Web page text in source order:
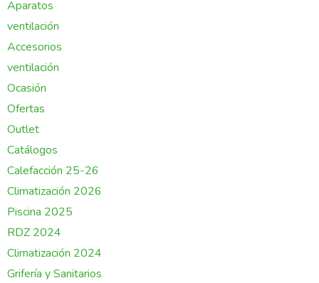
Aparatos
ventilación
Accesorios
ventilación
Ocasión
Ofertas
Outlet
Catálogos
Calefacción 25-26
Climatización 2026
Piscina 2025
RDZ 2024
Climatización 2024
Grifería y Sanitarios